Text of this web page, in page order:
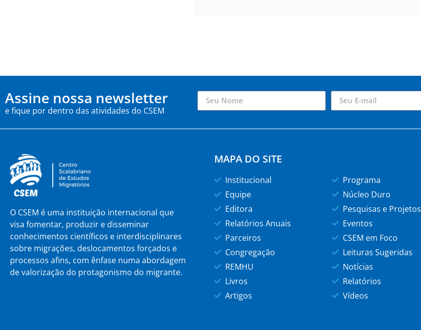
Assine nossa newsletter
e fique por dentro das atividades do CSEM
O CSEM é uma instituição internacional que
visa fomentar, produzir e disseminar
conhecimentos científicos e interdisciplinares
sobre migrações, deslocamentos forçados e
processos afins, com ênfase numa abordagem
de valorização do protagonismo do migrante.
MAPA DO SITE
Institucional
Equipe
Editora
Relatórios Anuais
Parceiros
Congregação
REMHU
Livros
Artigos
Programa
Núcleo Duro
Pesquisas e Projetos
Eventos
CSEM em Foco
Leituras Sugeridas
Notícias
Relatórios
Vídeos